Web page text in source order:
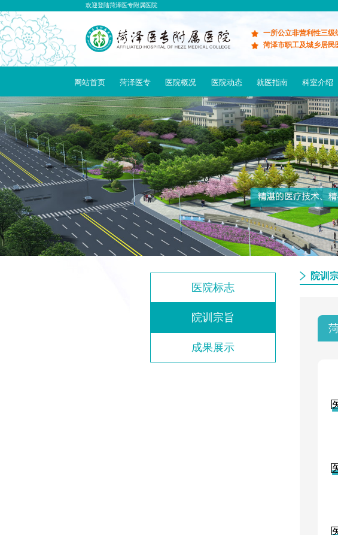
欢迎登陆菏泽医专附属医院
一所公立非营利性三级
菏泽市职工及城乡居民
网站首页 菏泽医专 医院概况 医院动态 就医指南 科室介绍
医院标志
院训宗旨
成果展示
院训